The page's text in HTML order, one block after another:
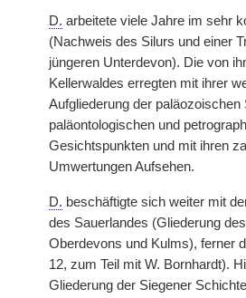
D. arbeitete viele Jahre im sehr
(Nachweis des Silurs und einer
jüngeren Unterdevon). Die von
Kellerwaldes erregten mit ihrer
Aufgliederung der paläozoischen
paläontologischen und
Gesichtspunkten und mit ihren
Umwertungen Aufsehen.
D. beschäftigte sich weiter mit
des Sauerlandes (Gliederung
Oberdevons und Kulms), ferner
12, zum Teil mit W. Bornhardt).
Gliederung der Siegener